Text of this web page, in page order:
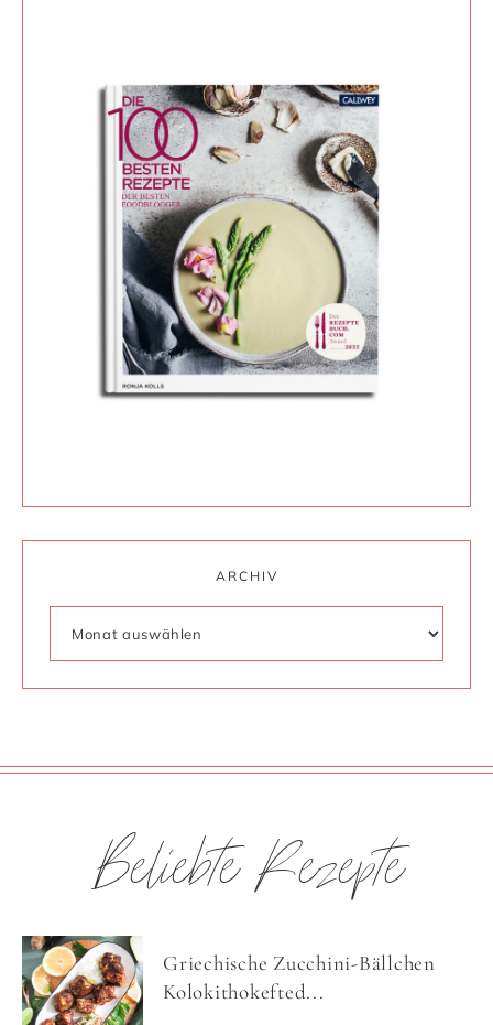
ARCHIV
Beliebte Rezepte
Griechische Zucchini-Bällchen
Kolokithokefted...